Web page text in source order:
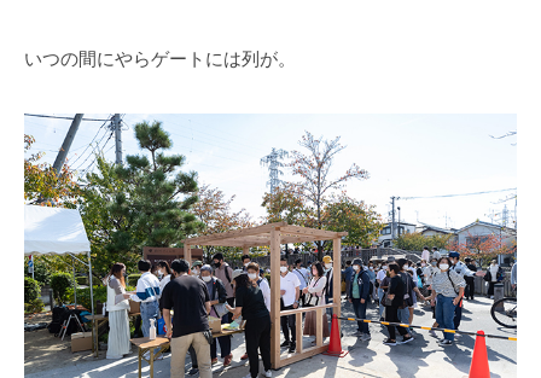
いつの間にやらゲートには列が。